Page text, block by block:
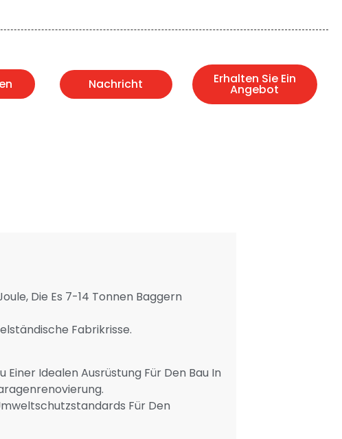
Nachricht Erhalten Sie Ein
Angebot
Die Es 7-14 Tonnen Baggern
Fabrikrisse.
Idealen Ausrüstung Für Den Bau In
Für Den